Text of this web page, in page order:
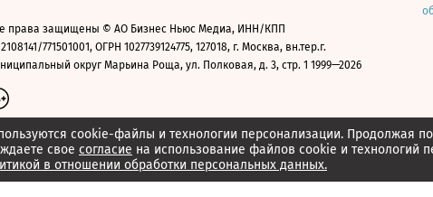
cookie-файлы и технологии персонализации. Продолжая
свое согласие на использование файлов cookie и технологий
в отношении обработки персональных данных.
права защищены © АО Бизнес Ньюс Медиа, ИНН/КПП
771501001, ОГРН 1027739124775, 127018, г. Москва, вн.тер.г.
округ Марьина Роща, ул. Полковая, д. 3, стр. 1 1999—2026